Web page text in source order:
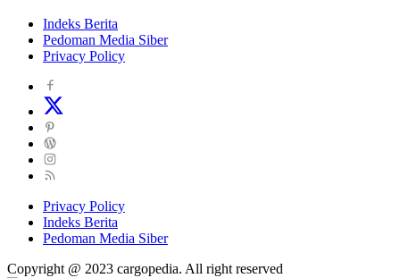
Indeks Berita
Pedoman Media Siber
Privacy Policy
Privacy Policy
Indeks Berita
Pedoman Media Siber
Copyright @ 2023 cargopedia. All right reserved